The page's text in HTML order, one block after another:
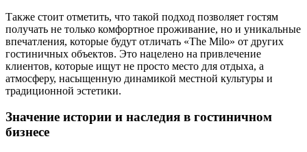
Также стоит отметить, что такой подход позволяет гостям
получать не только комфортное проживание, но и уникальные
впечатления, которые будут отличать «The Milo» от других
гостиничных объектов. Это нацелено на привлечение
клиентов, которые ищут не просто место для отдыха, а
атмосферу, насыщенную динамикой местной культуры и
традиционной эстетики.
Значение истории и наследия в гостиничном
бизнесе